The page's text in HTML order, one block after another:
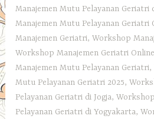
Manajemen Mutu Pelayanan Geriatri
Manajemen Mutu Pelayanan Geriatri
Manajemen Geriatri,Workshop
Workshop Manajemen Geriatri Online
Manajemen Mutu Pelayanan Geriatri,
Mutu Pelayanan Geriatri 2025,
Pelayanan Geriatri di Jogja,
Pelayanan Geriatri di Yogyakarta,